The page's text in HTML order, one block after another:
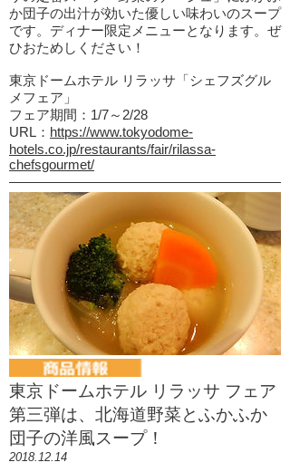
か団子の出汁が効いた優しい味わいのスープ
です。ディナー限定メニューとなります。ぜ
ひおためしください！
東京ドームホテル リラッサ「シェフズグル
メフェア」
フェア期間：1/7～2/28
URL： https://www.tokyodome-
hotels.co.jp/restaurants/fair/rilassa-
chefsgourmet/
東京ドームホテル リラッサ フェア
第三弾は、北海道野菜とふかふか
団子の洋風スープ！
2018.12.14